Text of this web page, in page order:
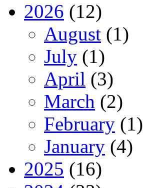
2026 (12)
August (1)
July (1)
April (3)
March (2)
February (1)
January (4)
2025 (16)